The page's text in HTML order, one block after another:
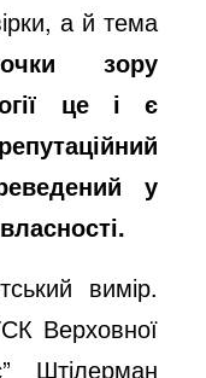
а й тема
зору
це і є
у
вимір.
Верховної
Штілерман